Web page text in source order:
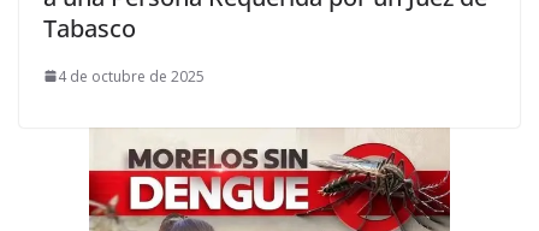
Tabasco
4 de octubre de 2025